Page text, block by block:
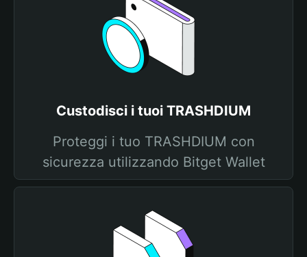
Custodisci i tuoi TRASHDIUM
Proteggi i tuo TRASHDIUM con
sicurezza utilizzando Bitget Wallet